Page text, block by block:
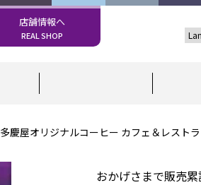
店舗情報へ
REAL SHOP
多慶屋オリジナルコーヒー カフェ＆レスト
おかげさまで販売